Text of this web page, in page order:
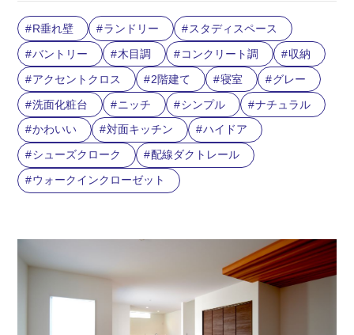
R垂れ壁 ランドリー
スタディスペース
バントリー
木目調 コンクリート調
収納
アクセントクロス
2階建て 寝室
グレー
洗面化粧台
ニッチ シンプル
ナチュラル
かわいい
対面キッチン
ハイドア
シューズクローク
配線ダクトレール
ウォークインクローゼット